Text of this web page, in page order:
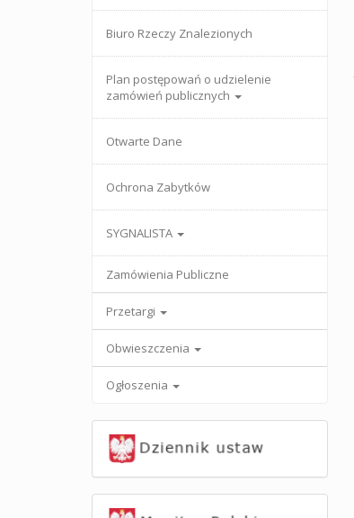
Biuro Rzeczy Znalezionych
Plan postępowań o udzielenie
zamówień publicznych
Otwarte Dane
Ochrona Zabytków
SYGNALISTA
Zamówienia Publiczne
Przetargi
Obwieszczenia
Ogłoszenia